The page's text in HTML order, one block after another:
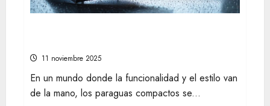
11 noviembre 2025
En un mundo donde la funcionalidad y el estilo van
de la mano, los paraguas compactos se...